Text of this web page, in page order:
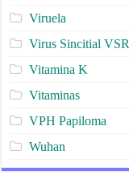
Viruela
Virus Sincitial VSR
Vitamina K
Vitaminas
VPH Papiloma
Wuhan